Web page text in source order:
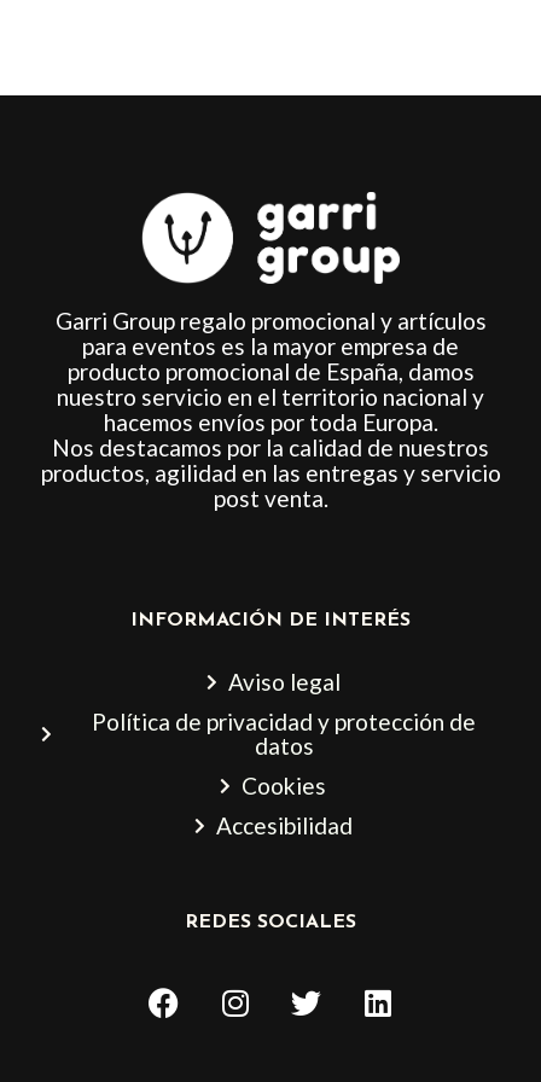
Garri Group regalo promocional y artículos
para eventos es la mayor empresa de
producto promocional de España, damos
nuestro servicio en el territorio nacional y
hacemos envíos por toda Europa.
Nos destacamos por la calidad de nuestros
productos, agilidad en las entregas y servicio
post venta.
INFORMACIÓN DE INTERÉS
Aviso legal
Política de privacidad y protección de
datos
Cookies
Accesibilidad
REDES SOCIALES
F
a
I
n
T
w
L
i